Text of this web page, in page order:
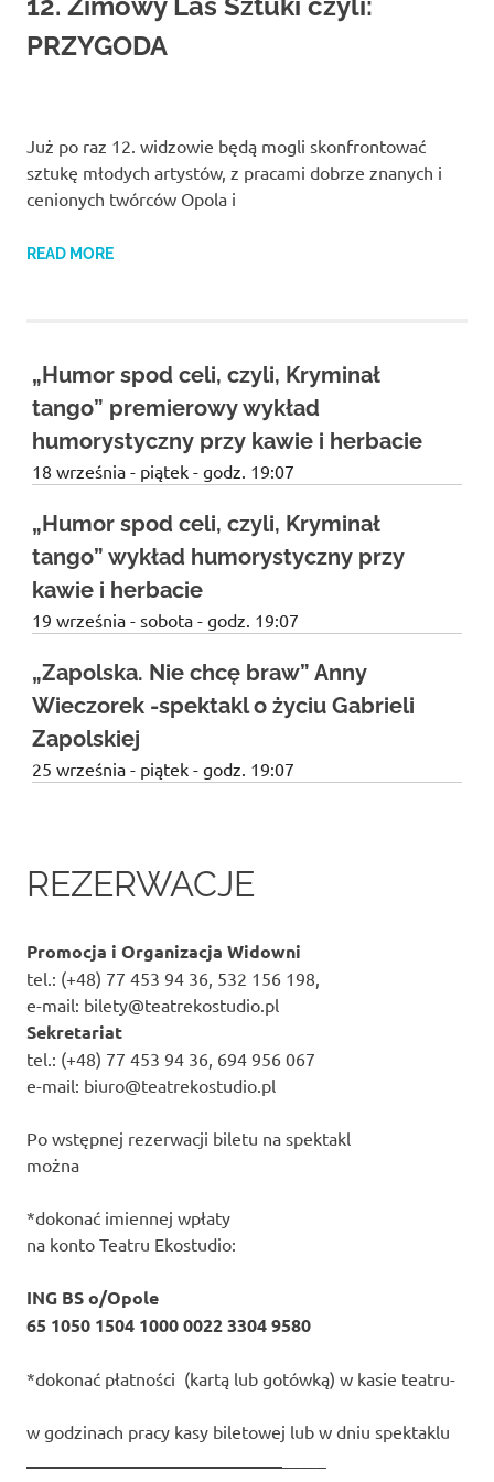
widzów
pokazy
filmów.
Opole
teatr.
PRZYGODA
Już po raz 12. widzowie będą mogli skonfrontować
sztukę młodych artystów, z pracami dobrze znanych i
cenionych twórców Opola i
READ MORE
„Humor spod celi, czyli, Kryminał
tango” premierowy wykład
humorystyczny przy kawie i herbacie
18 września - piątek - godz. 19:07
„Humor spod celi, czyli, Kryminał
tango” wykład humorystyczny przy
kawie i herbacie
19 września - sobota - godz. 19:07
„Zapolska. Nie chcę braw” Anny
Wieczorek -spektakl o życiu Gabrieli
Zapolskiej
25 września - piątek - godz. 19:07
REZERWACJE
Promocja i Organizacja Widowni
tel.: (+48) 77 453 94 36, 532 156 198,
e-mail: bilety@teatrekostudio.pl
Sekretariat
tel.: (+48) 77 453 94 36, 694 956 067
e-mail: biuro@teatrekostudio.pl
Po wstępnej rezerwacji biletu na spektakl
można
*dokonać imiennej wpłaty
na konto Teatru Ekostudio:
ING BS o/Opole
65 1050 1504 1000 0022 3304 9580
*dokonać płatności (kartą lub gotówką) w kasie teatru-
w godzinach pracy kasy biletowej lub w dniu spektaklu